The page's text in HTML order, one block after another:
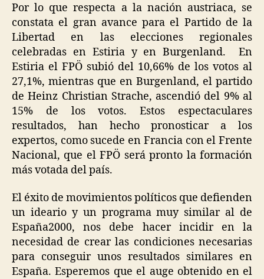
Por lo que respecta a la nación austriaca, se
constata el gran avance para el Partido de la
Libertad en las elecciones regionales
celebradas en Estiria y en Burgenland. En
Estiria el FPÖ subió del 10,66% de los votos al
27,1%, mientras que en Burgenland, el partido
de Heinz Christian Strache, ascendió del 9% al
15% de los votos. Estos espectaculares
resultados, han hecho pronosticar a los
expertos, como sucede en Francia con el Frente
Nacional, que el FPÖ será pronto la formación
más votada del país.
El éxito de movimientos políticos que defienden
un ideario y un programa muy similar al de
España2000, nos debe hacer incidir en la
necesidad de crear las condiciones necesarias
para conseguir unos resultados similares en
España. Esperemos que el auge obtenido en el